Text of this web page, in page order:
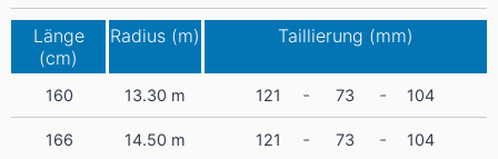
Länge
(cm)
Radius (m) Taillierung (mm)
160 13.30 m 121 - 73 - 104
166 14.50 m 121 - 73 - 104